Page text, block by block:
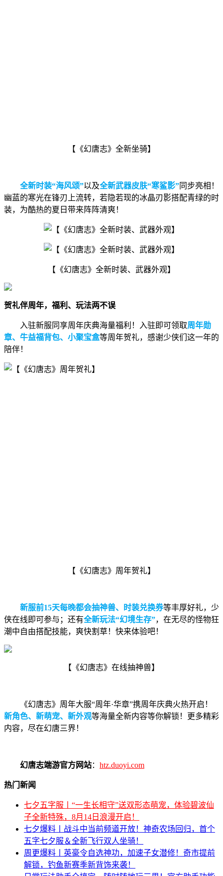
【《幻唐志》全新坐骑】
全新时装“海风颂”以及全新武器皮肤“寒鲨影”同步亮相！
幽蓝的寒光在锋刃上流转，若隐若现的冰晶刃影搭配青绿的时
装，为酷热的夏日带来阵阵清爽！
【《幻唐志》全新时装、武器外观】
贺礼伴周年，福利、玩法两不误
入驻新服同享周年庆典海量福利！入驻即可领取周年勋
章、牛益福背包、小聚宝盒等周年贺礼，感谢少侠们这一年的
陪伴！
【《幻唐志》周年贺礼】
新服前15天每晚都会抽神兽、时装兑换券等丰厚好礼，少
侠在线即可参与；还有全新玩法“幻境生存”，在无尽的怪物狂
潮中自由搭配技能，爽快割草！快来体验吧！
【《幻唐志》在线抽神兽】
《幻唐志》周年大服“周年·华章”携周年庆典火热开启！
新角色、新萌宠、新外观等海量全新内容等你解锁！更多精彩
内容，尽在幻唐三界！
幻唐志端游官方网站： htz.duoyi.com
热门新闻
七夕五字服丨“一生长相守”送双形态萌宠，体验碧波仙
子全新特殊，8月14日浪漫开启！
七夕爆料丨战斗中当前频道开放！神奇农场回归，首个
五字七夕服＆全新飞行双人坐骑！
周更爆料丨英豪令自选神功，加速子女潜修！奇市提前
解锁，钓鱼新赛季新背饰来袭！